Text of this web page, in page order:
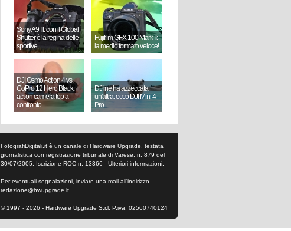
Sony A9 III: con il Global
Shutter è la regina delle
sportive
Fujifilm GFX 100 Mark II:
la medio formato veloce!
DJI Osmo Action 4 vs.
GoPro 12 Hero Black:
action camera top a
confronto
DJI ne ha azzeccata
un'altra: ecco DJI Mini 4
Pro
FotografiDigitali.it è un canale di Hardware Upgrade, testata
giornalistica con registrazione tribunale di Varese, n. 879 del
30/07/2005. Iscrizione ROC n. 13366 - Ulteriori informazioni
Per eventuali segnalazioni, inviare una mail all'indirizzo
redazione@hwupgrade.it
© 1997 - 2026 - Hardware Upgrade S.r.l. P.iva: 02560740124